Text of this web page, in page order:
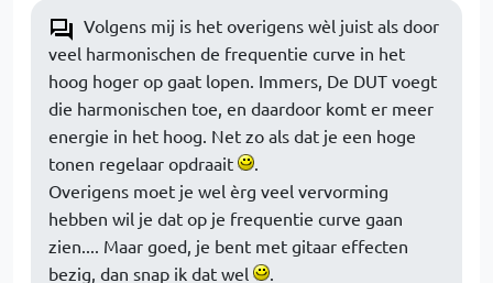
Volgens mij is het overigens wèl juist als door
veel harmonischen de frequentie curve in het
hoog hoger op gaat lopen. Immers, De DUT voegt
die harmonischen toe, en daardoor komt er meer
energie in het hoog. Net zo als dat je een hoge
tonen regelaar opdraait
.
Overigens moet je wel èrg veel vervorming
hebben wil je dat op je frequentie curve gaan
zien.... Maar goed, je bent met gitaar effecten
bezig, dan snap ik dat wel
.